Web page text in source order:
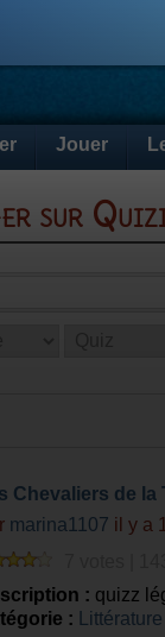
Jouer
sur
Chevaliers de la
marina1107 il y a
: quizz
:
Littérature